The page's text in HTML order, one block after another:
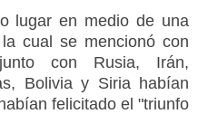
lugar en medio de una
cual se mencionó con
con Rusia, Irán,
Bolivia y Siria habían
felicitado el "triunfo